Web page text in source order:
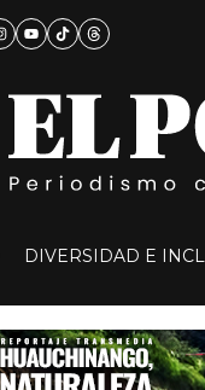
DIVERSIDAD E